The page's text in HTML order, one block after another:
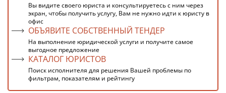
Вы видите своего юриста и консультируетесь с ним через
экран, чтобы получить услугу, Вам не нужно идти к юристу в
офис
ОБЪЯВИТЕ СОБСТВЕННЫЙ ТЕНДЕР
На выполнение юридической услуги и получите самое
выгодное предложение
КАТАЛОГ ЮРИСТОВ
Поиск исполнителя для решения Вашей проблемы по
фильтрам, показателям и рейтингу